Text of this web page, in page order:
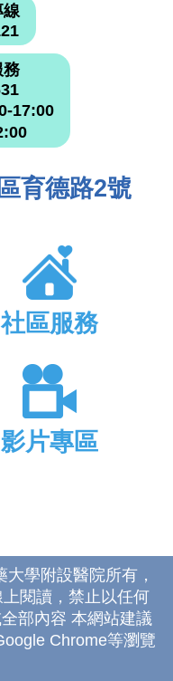
務
17:00
育德路2號
社區服務
影片專區
學附設醫院所有，
閱讀，禁止以任何
部內容 本網站建議
Chrome等瀏覽